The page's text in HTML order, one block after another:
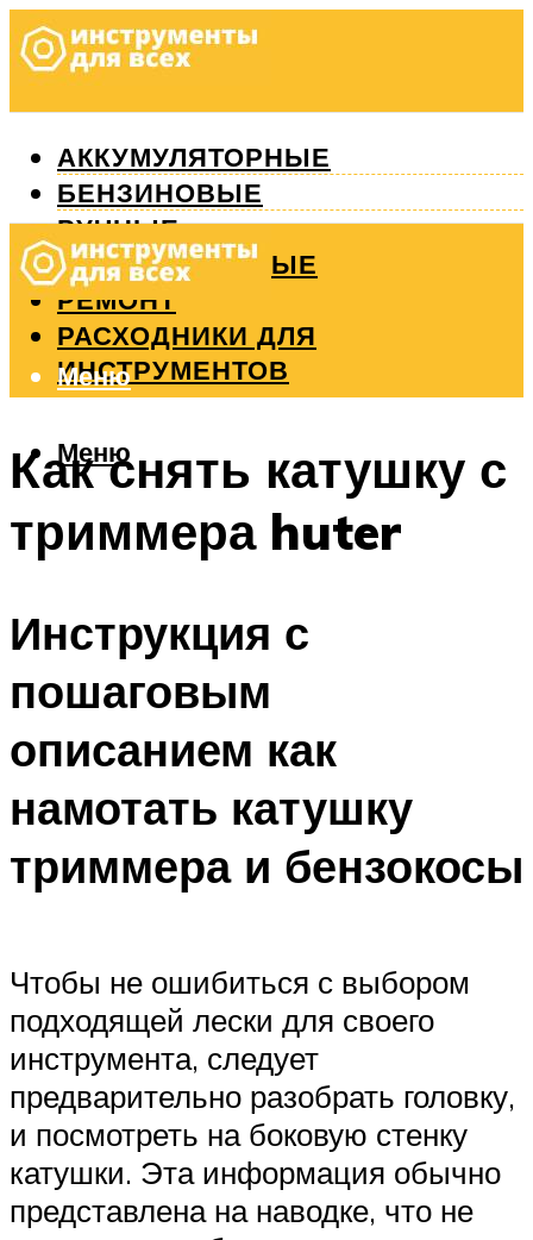
АККУМУЛЯТОРНЫЕ
БЕНЗИНОВЫЕ
РУЧНЫЕ
ИЗМЕРИТЕЛЬНЫЕ
РЕМОНТ
РАСХОДНИКИ ДЛЯ
ИНСТРУМЕНТОВ
Меню
Меню
Как снять катушку с
триммера huter
Инструкция с
пошаговым
описанием как
намотать катушку
триммера и бензокосы
Чтобы не ошибиться с выбором
подходящей лески для своего
инструмента, следует
предварительно разобрать головку,
и посмотреть на боковую стенку
катушки. Эта информация обычно
представлена на наводке, что не